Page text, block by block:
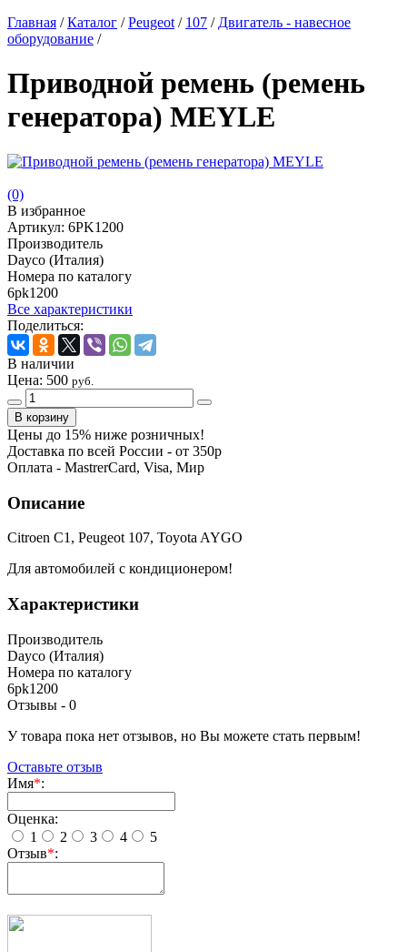
Главная / Каталог / Peugeot / 107 / Двигатель - навесное
оборудование /
Приводной ремень (ремень
генератора) MEYLE
(0)
В избранное
Артикул: 6PK1200
Производитель
Dayco (Италия)
Номера по каталогу
6pk1200
Все характеристики
Поделиться:
В наличии
Цена: 500 руб.
Цены до 15% ниже розничных!
Доставка по всей России - от 350р
Оплата - MastrerCard, Visa, Мир
Описание
Citroen C1, Peugeot 107, Toyota AYGO
Для автомобилей с кондиционером!
Характеристики
Производитель
Dayco (Италия)
Номера по каталогу
6pk1200
Отзывы - 0
У товара пока нет отзывов, но Вы можете стать первым!
Оставьте отзыв
Имя*:
Оценка:
1
2 3 4
5
Отзыв*: